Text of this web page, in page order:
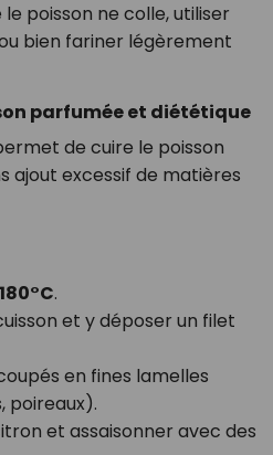
poisson ne colle, utiliser
bien fariner légèrement
parfumée et diététique
de cuire le poisson
ajout excessif de matières
180°C.
et y déposer un filet
en fines lamelles
poireaux).
et assaisonner avec des